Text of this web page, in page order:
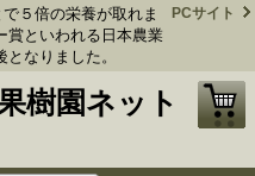
５倍の栄養が取れま
賞といわれる日本農業
なりました。
PCサイト
樹園ネット